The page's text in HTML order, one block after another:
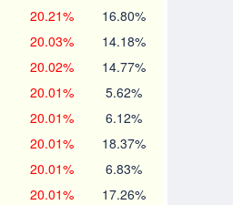
20.21% 16.80%
20.03% 14.18%
20.02% 14.77%
20.01% 5.62%
20.01% 6.12%
20.01% 18.37%
20.01% 6.83%
20.01% 17.26%